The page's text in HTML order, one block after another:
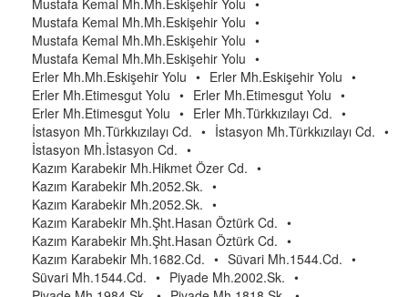
Mustafa Kemal Mh.Mh.Eskişehir Yolu •
Mustafa Kemal Mh.Mh.Eskişehir Yolu •
Mustafa Kemal Mh.Mh.Eskişehir Yolu •
Mustafa Kemal Mh.Mh.Eskişehir Yolu •
Erler Mh.Mh.Eskişehir Yolu • Erler Mh.Eskişehir Yolu •
Erler Mh.Etimesgut Yolu • Erler Mh.Etimesgut Yolu •
Erler Mh.Etimesgut Yolu • Erler Mh.Türkkızılayı Cd. •
İstasyon Mh.Türkkızılayı Cd. • İstasyon Mh.Türkkızılayı Cd. •
İstasyon Mh.İstasyon Cd. •
Kazım Karabekir Mh.Hikmet Özer Cd. •
Kazım Karabekir Mh.2052.Sk. •
Kazım Karabekir Mh.2052.Sk. •
Kazım Karabekir Mh.Şht.Hasan Öztürk Cd. •
Kazım Karabekir Mh.Şht.Hasan Öztürk Cd. •
Kazım Karabekir Mh.1682.Cd. • Süvari Mh.1544.Cd. •
Süvari Mh.1544.Cd. • Piyade Mh.2002.Sk. •